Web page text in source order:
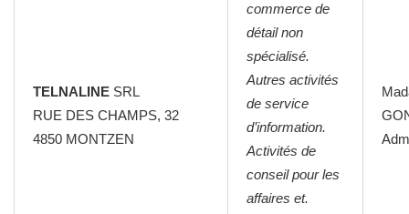
TELNALINE SRL
RUE DES CHAMPS, 32
4850 MONTZEN
commerce de
détail non
spécialisé.
Autres activités
de service
d’information.
Activités de
conseil pour les
affaires et.